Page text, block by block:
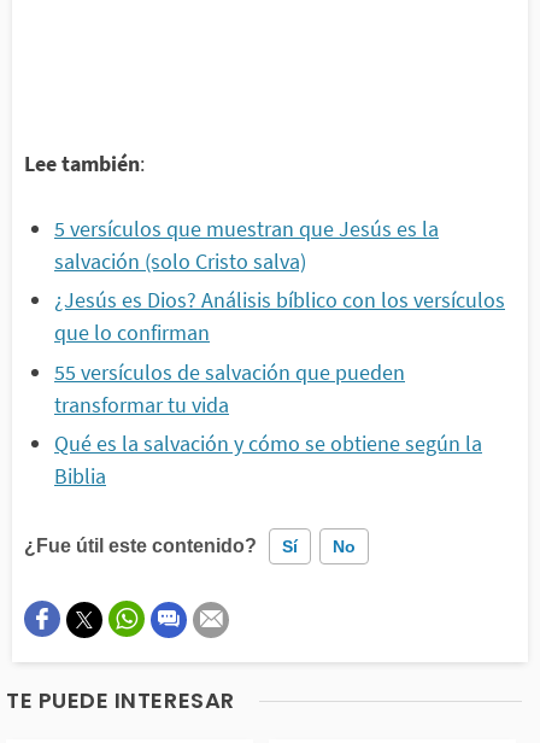
Lee también:
5 versículos que muestran que Jesús es la
salvación (solo Cristo salva)
¿Jesús es Dios? Análisis bíblico con los versículos
que lo confirman
55 versículos de salvación que pueden
transformar tu vida
Qué es la salvación y cómo se obtiene según la
Biblia
¿Fue útil este contenido? Sí No
Este contenido contiene información incorrecta
TE PUEDE INTERESAR